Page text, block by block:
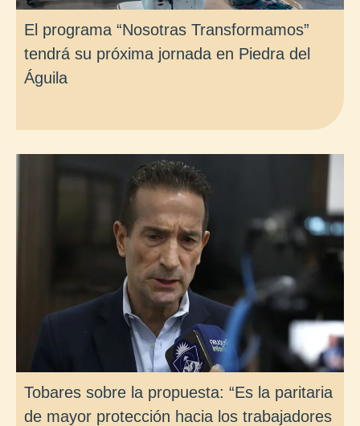
El programa “Nosotras Transformamos”
tendrá su próxima jornada en Piedra del
Águila
Tobares sobre la propuesta: “Es la paritaria
de mayor protección hacia los trabajadores